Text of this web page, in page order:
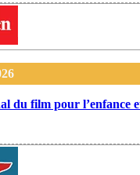
du film pour l’enfance